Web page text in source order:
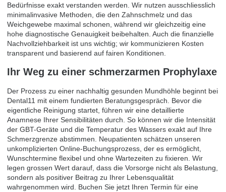
Bedürfnisse exakt verstanden werden. Wir nutzen ausschliesslich
minimalinvasive Methoden, die den Zahnschmelz und das
Weichgewebe maximal schonen, während wir gleichzeitig eine
hohe diagnostische Genauigkeit beibehalten. Auch die finanzielle
Nachvollziehbarkeit ist uns wichtig; wir kommunizieren Kosten
transparent und basierend auf fairen Konditionen.
Ihr Weg zu einer schmerzarmen Prophylaxe
Der Prozess zu einer nachhaltig gesunden Mundhöhle beginnt bei
Dental11 mit einem fundierten Beratungsgespräch. Bevor die
eigentliche Reinigung startet, führen wir eine detaillierte
Anamnese Ihrer Sensibilitäten durch. So können wir die Intensität
der GBT-Geräte und die Temperatur des Wassers exakt auf Ihre
Schmerzgrenze abstimmen. Neupatienten schätzen unseren
unkomplizierten Online-Buchungsprozess, der es ermöglicht,
Wunschtermine flexibel und ohne Wartezeiten zu fixieren. Wir
legen grossen Wert darauf, dass die Vorsorge nicht als Belastung,
sondern als positiver Beitrag zu Ihrer Lebensqualität
wahrgenommen wird. Buchen Sie jetzt Ihren Termin für eine